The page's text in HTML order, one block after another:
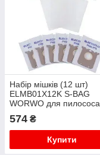
Набір мішків (12 шт)
ELMB01X12K S-BAG
WORWO для пилососа
574 ₴
Купити